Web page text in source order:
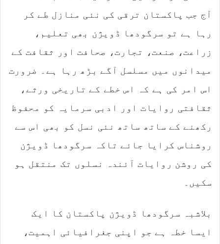
آج جب پاکستان ترقی کی نئی منازل طے کر
رہا ہے تو سرگودھا ڈویژن بھی تعلیم،
زراعت، صنعت، تجارت، صحافت اور ثقافت کے
میدانوں میں مسلسل آگے بڑھ رہا ہے۔ ضرورت
اس امر کی ہے کہ اس خطے کے تاریخی ورثے،
ثقافتی روایات اور ادبی سرمایہ کو محفوظ
رکھنے کے ساتھ ساتھ نئی نسل کو بھی اس سے
روشناس کرایا جائے تاکہ سرگودھا ڈویژن
کی روشن روایات آئندہ نسلوں تک منتقل ہو
سکیں۔
بلاشبہ سرگودھا ڈویژن پاکستان کا ایک
ایسا خطہ ہے جو اپنی جغرافیائی اہمیت،